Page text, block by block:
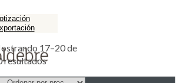
17–20 de
resultados